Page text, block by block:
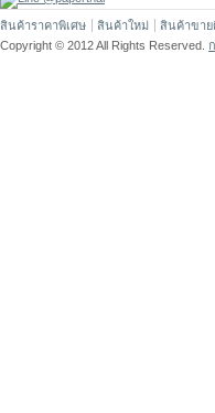
สินค้าราคาพิเศษ สินค้าใหม่ สินค้าขาย
Copyright © 2012 All Rights Reserved.